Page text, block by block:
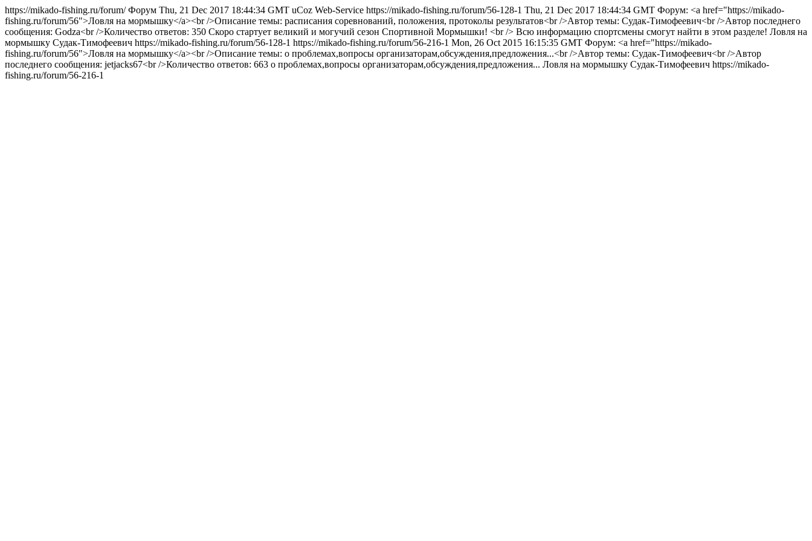
https://mikado-fishing.ru/forum/Форум Thu, 21 Dec 2017 18:44:34 GMT uCoz Web-Service https://mikado-fishing.ru/forum/56-128-1 Thu, 21 Dec 2017 18:44:34 GMT Форум: <a href="https://mikado-
fishing.ru/forum/56">Ловля на мормышку</a><br />Описание темы: расписания соревнований, положения, протоколы результатов<br />Автор темы: Судак-Тимофеевич<br />Автор последнего
сообщения: Godza<br />Количество ответов: 350 Скоро стартует великий и могучий сезон Спортивной Мормышки! <br /> Всю информацию спортсмены смогут найти в этом разделе! Ловля на
мормышку Судак-Тимофеевич https://mikado-fishing.ru/forum/56-128-1 https://mikado-fishing.ru/forum/56-216-1 Mon, 26 Oct 2015 16:15:35 GMT Форум: <a href="https://mikado-
fishing.ru/forum/56">Ловля на мормышку</a><br />Описание темы: о проблемах,вопросы организаторам,обсуждения,предложения...<br />Автор темы: Судак-Тимофеевич<br />Автор
последнего сообщения: jetjacks67<br />Количество ответов: 663 о проблемах,вопросы организаторам,обсуждения,предложения... Ловля на мормышку Судак-Тимофеевич https://mikado-
fishing.ru/forum/56-216-1